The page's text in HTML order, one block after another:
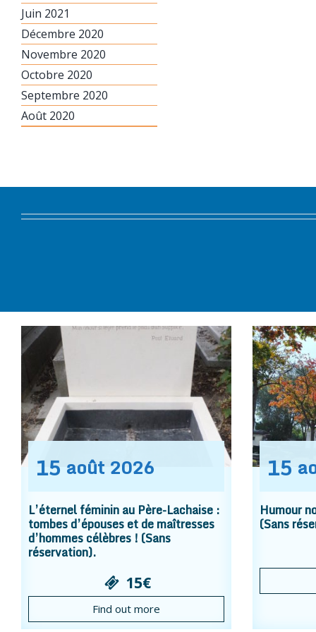
Juin 2021
Décembre 2020
Novembre 2020
Octobre 2020
Septembre 2020
Août 2020
15 août 2026
L’éternel féminin au Père-Lachaise :
tombes d’épouses et de maîtresses
d’hommes célèbres ! (Sans
réservation).
15€
Find out more
15
Humour
(Sans